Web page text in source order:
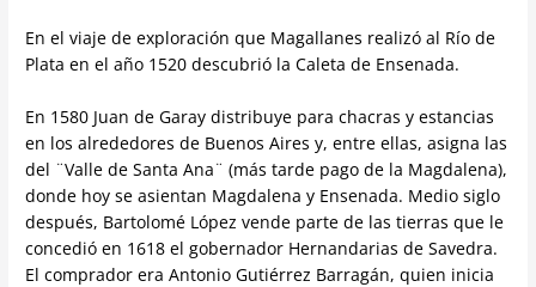
En el viaje de exploración que Magallanes realizó al Río de
Plata en el año 1520 descubrió la Caleta de Ensenada.
En 1580 Juan de Garay distribuye para chacras y estancias
en los alrededores de Buenos Aires y, entre ellas, asigna las
del ¨Valle de Santa Ana¨ (más tarde pago de la Magdalena),
donde hoy se asientan Magdalena y Ensenada. Medio siglo
después, Bartolomé López vende parte de las tierras que le
concedió en 1618 el gobernador Hernandarias de Savedra.
El comprador era Antonio Gutiérrez Barragán, quien inicia